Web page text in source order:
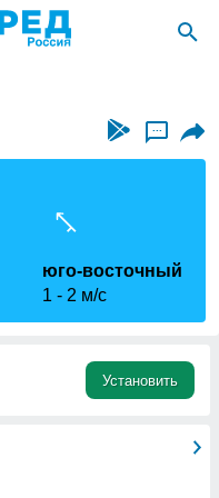
...
юго-восточный
1
2 м/с
Установить